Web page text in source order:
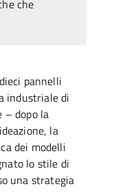
che
pannelli
industriale di
– dopo la
la
dei modelli
lo stile di
una strategia